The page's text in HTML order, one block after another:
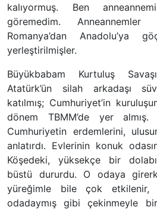
kalıyormuş. Ben
göremedim. Anneannemler
Romanya’dan Anadolu’ya
yerleştirilmişler.
Büyükbabam Kurtuluş
Atatürk’ün silah arkadaşı
katılmış; Cumhuriyet’in
dönem TBMM’de yer
Cumhuriyetin erdemlerini,
anlatırdı. Evlerinin konuk
Köşedeki, yüksekçe bir
büstü dururdu. O odaya
yüreğimle bile çok etkilenir,
odadaymış gibi çekinmeyle